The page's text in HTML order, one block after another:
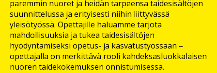
paremmin nuoret ja heidän tarpeensa taidesisältöjen
suunnittelussa ja erityisesti niihin liittyvässä
yleisötyössä. Opettajille haluamme tarjota
mahdollisuuksia ja tukea taidesisältöjen
hyödyntämiseksi opetus- ja kasvatustyössään –
opettajalla on merkittävä rooli kahdeksasluokkalaisen
nuoren taidekokemuksen onnistumisessa.